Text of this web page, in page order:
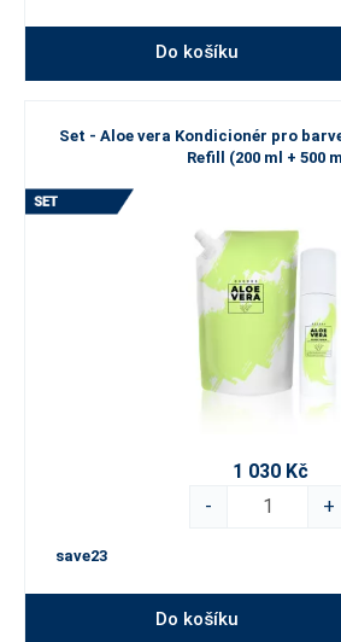
Do košíku
Set - Aloe vera Kondicionér pro
Refill (200 ml + 500
1 030 Kč
-
+
save23
Do košíku